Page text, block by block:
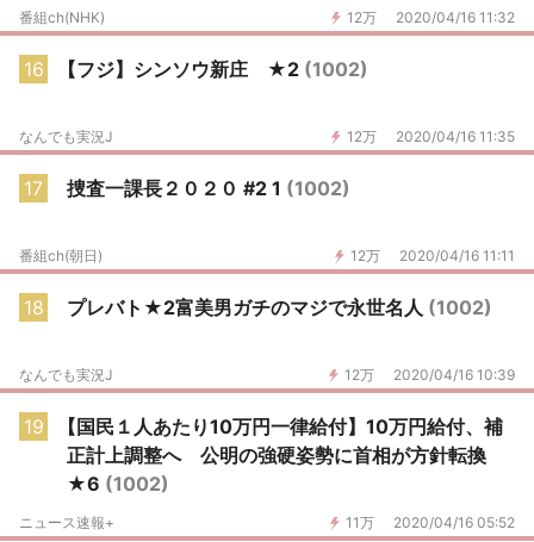
12万 2020/04/16 11:32
番組ch(NHK)
16 【フジ】シンソウ新庄 ★2 (1002)
12万 2020/04/16 11:35
なんでも実況J
17 捜査一課長２０２０ #2 1 (1002)
12万 2020/04/16 11:11
番組ch(朝日)
18 プレバト★2富美男ガチのマジで永世名人 (1002)
12万 2020/04/16 10:39
なんでも実況J
19
【国民１人あたり10万円一律給付】10万円給付、補
正計上調整へ 公明の強硬姿勢に首相が方針転換
★6 (1002)
11万 2020/04/16 05:52
ニュース速報+